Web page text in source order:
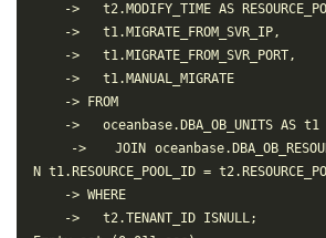
->   t2.MODIFY_TIME AS
->   t1.MIGRATE_FROM_SVR_IP,
->   t1.MIGRATE_FROM_SVR_PORT,
->   t1.MANUAL_MIGRATE
-> FROM
->   oceanbase.DBA_OB_UNITS AS t1
->   JOIN
N t1.RESOURCE_POOL_ID =
-> WHERE
->   t2.TENANT_ID ISNULL;